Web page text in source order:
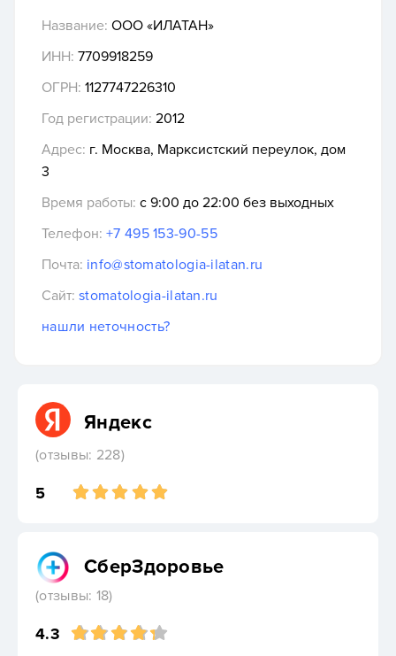
Название: ООО «ИЛАТАН»
ИНН: 7709918259
ОГРН: 1127747226310
Год регистрации: 2012
Адрес: г. Москва, Марксистский переулок, дом
3
Время работы: с 9:00 до 22:00 без выходных
Телефон: +7 495 153-90-55
Почта: info@stomatologia-ilatan.ru
Сайт: stomatologia-ilatan.ru
нашли неточность?
Яндекс
(отзывы: 228)
5
СберЗдоровье
(отзывы: 18)
4.3